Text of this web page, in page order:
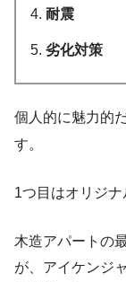
耐震
劣化対策
個人的に魅力的
す。
1つ目はオリジナ
木造アパートの
が、アイケンジ